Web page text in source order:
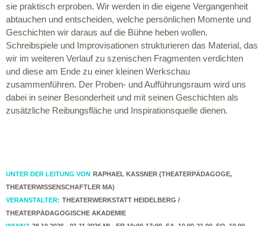
sie praktisch erproben. Wir werden in die eigene Vergangenheit
abtauchen und entscheiden, welche persönlichen Momente und
Geschichten wir daraus auf die Bühne heben wollen.
Schreibspiele und Improvisationen strukturieren das Material, das
wir im weiteren Verlauf zu szenischen Fragmenten verdichten
und diese am Ende zu einer kleinen Werkschau
zusammenführen. Der Proben- und Aufführungsraum wird uns
dabei in seiner Besonderheit und mit seinen Geschichten als
zusätzliche Reibungsfläche und Inspirationsquelle dienen.
UNTER DER LEITUNG VON RAPHAEL KASSNER (THEATERPÄDAGOGE,
THEATERWISSENSCHAFTLER MA)
VERANSTALTER: THEATERWERKSTATT HEIDELBERG /
THEATERPÄDAGOGISCHE AKADEMIE